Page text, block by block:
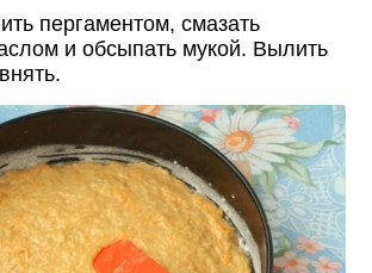
пергаментом, смазать
и обсыпать мукой. Вылить